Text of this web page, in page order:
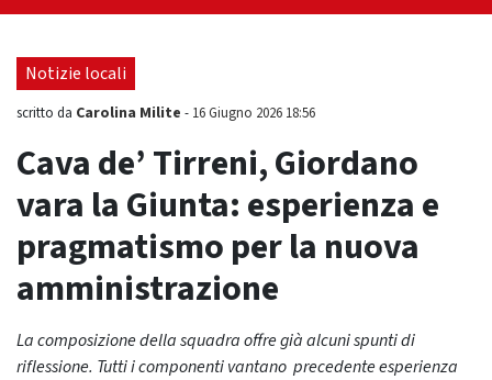
Mare, giornata storica: la ceramica ammessa
alla fase europea per l’IGP"
Notizie locali
scritto da Carolina Milite - 16 Giugno 2026 18:56
Cava de’ Tirreni, Giordano
vara la Giunta: esperienza e
pragmatismo per la nuova
amministrazione
La composizione della squadra offre già alcuni spunti di
riflessione. Tutti i componenti vantano precedente esperienza